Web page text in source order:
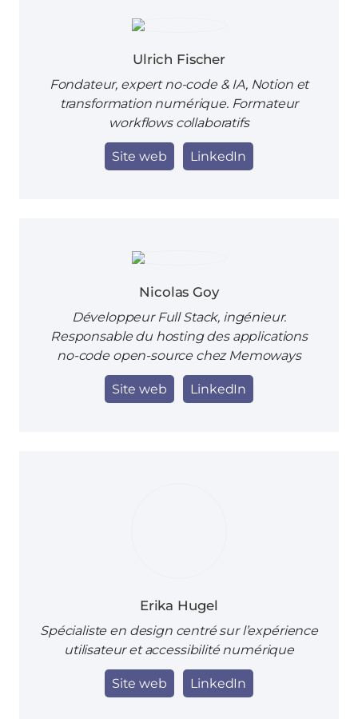
Ulrich Fischer
Fondateur, expert no-code & IA, Notion et
transformation numérique. Formateur
workflows collaboratifs
Site web LinkedIn
Nicolas Goy
Développeur Full Stack, ingénieur.
Responsable du hosting des applications
no-code open-source chez Memoways
Site web LinkedIn
Erika Hugel
Spécialiste en design centré sur l’expérience
utilisateur et accessibilité numérique
Site web LinkedIn